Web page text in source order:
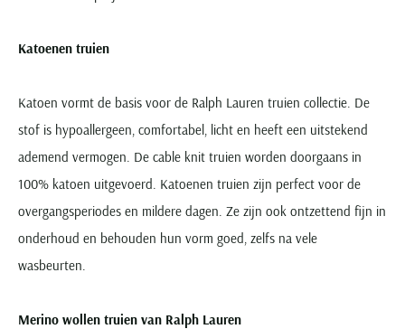
Katoenen truien
Katoen vormt de basis voor de Ralph Lauren truien collectie. De
stof is hypoallergeen, comfortabel, licht en heeft een uitstekend
ademend vermogen. De cable knit truien worden doorgaans in
100% katoen uitgevoerd. Katoenen truien zijn perfect voor de
overgangsperiodes en mildere dagen. Ze zijn ook ontzettend fijn in
onderhoud en behouden hun vorm goed, zelfs na vele
wasbeurten.
Merino wollen truien van Ralph Lauren